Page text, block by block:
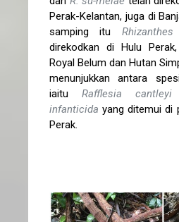
Perak-Kelantan, juga di
samping itu
direkodkan di Hulu
Royal Belum dan Hutan
menunjukkan antara
iaitu Rafflesia cantleyi
infanticidayang ditemui di
Perak.